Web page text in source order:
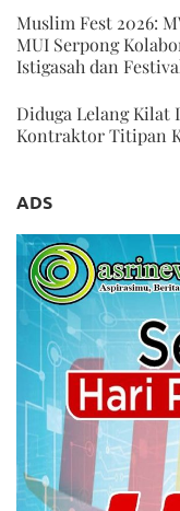
Muslim Fest 2026:
MUI Serpong
Istigasah dan
Diduga Lelang Kilat
Kontraktor Titipan
ADS